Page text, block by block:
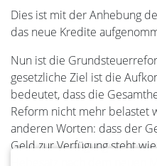
Dies ist mit der Anhebung
das neue Kredite
Nun ist die
gesetzliche Ziel ist die
bedeutet, dass die
Reform nicht mehr belastet
anderen Worten: dass der
Geld zur Verfügung steht